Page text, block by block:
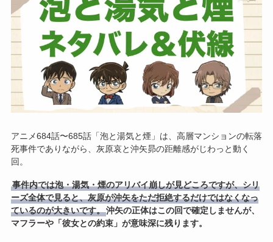
アニメ684話〜685話「泡と湯気と煙」は、高層マンションの転落
死事件でありながら、灰原哀と沖矢昴の距離感がじわっと動く
回。
事件内では泡・湯気・煙のアリバイ崩しが見どころですが、シリ
ーズ全体で見ると、灰原が沖矢をただ拒絶するだけではなくなっ
ているのが大きいです。沖矢の正体はこの回で確定しませんが、
マフラーや「彼女との約束」が意味深に残ります。